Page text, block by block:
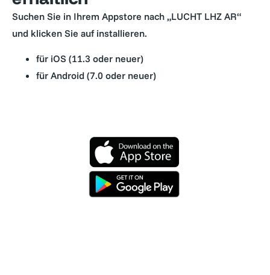
Suchen Sie in Ihrem Appstore nach „LUCHT LHZ AR“
und klicken Sie auf installieren.
für iOS (11.3 oder neuer)
für Android (7.0 oder neuer)